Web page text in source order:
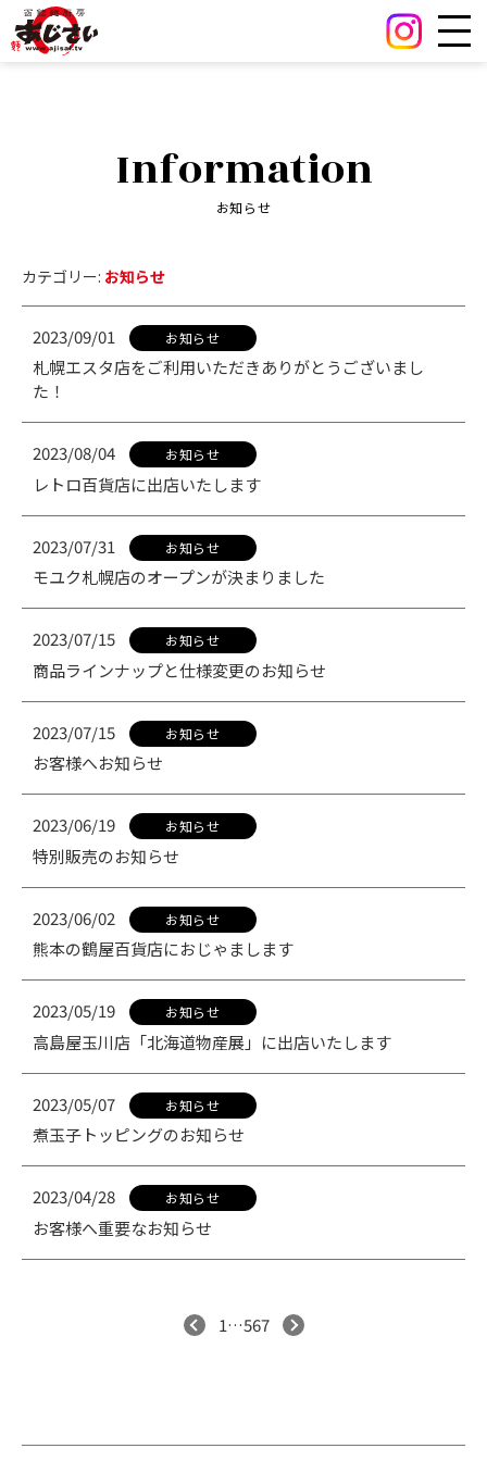
Information
お知らせ
カテゴリー: お知らせ
2023/09/01 お知らせ
札幌エスタ店をご利用いただきありがとうございまし
た！
2023/08/04 お知らせ
レトロ百貨店に出店いたします
2023/07/31 お知らせ
モユク札幌店のオープンが決まりました
2023/07/15 お知らせ
商品ラインナップと仕様変更のお知らせ
2023/07/15 お知らせ
お客様へお知らせ
2023/06/19 お知らせ
特別販売のお知らせ
2023/06/02 お知らせ
熊本の鶴屋百貨店におじゃまします
2023/05/19 お知らせ
高島屋玉川店「北海道物産展」に出店いたします
2023/05/07 お知らせ
煮玉子トッピングのお知らせ
2023/04/28 お知らせ
お客様へ重要なお知らせ
前
の
ジ
1…567 次
の